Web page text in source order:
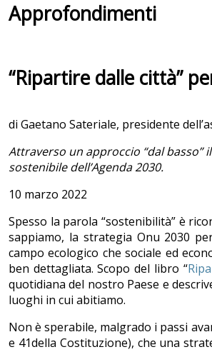
Approfondimenti
“Ripartire dalle città”
di Gaetano Sateriale, presidente
Attraverso un approccio “dal
sostenibile dell’Agenda 2030.
10 marzo 2022
Spesso la parola “sostenibilità” è
sappiamo, la strategia Onu 2030
campo ecologico che sociale ed
ben dettagliata. Scopo del libro “
quotidiana del nostro Paese e
luoghi in cui abitiamo.
Non è sperabile, malgrado i passi
e 41della Costituzione), che una